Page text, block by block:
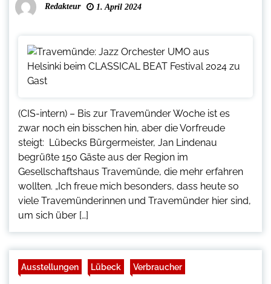
Redakteur 1. April 2024
(CIS-intern) – Bis zur Travemünder Woche ist es
zwar noch ein bisschen hin, aber die Vorfreude
steigt: Lübecks Bürgermeister, Jan Lindenau
begrüßte 150 Gäste aus der Region im
Gesellschaftshaus Travemünde, die mehr erfahren
wollten. „Ich freue mich besonders, dass heute so
viele Travemünderinnen und Travemünder hier sind,
um sich über […]
Ausstellungen Lübeck Verbraucher